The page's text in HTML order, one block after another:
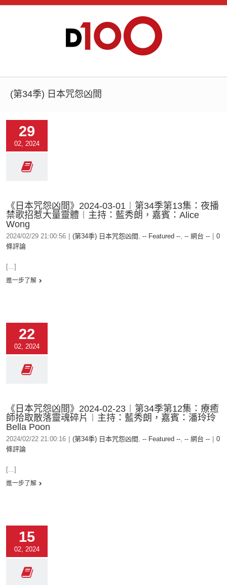
(第34季) 日本咒怨凶間
29
02, 2024
《日本咒怨凶間》2024-03-01︱第34季第13集：夜播
禁歌招惹大量靈體︱主持：藍秀朗，嘉賓：Alice
Wong
2024/02/29 21:00:56 (第34季) 日本咒怨凶間 , -- Featured --, -- 網台 --
0
條評論
[...]
進一步了解
22
02, 2024
《日本咒怨凶間》2024-02-23︱第34季第12集：療癒
師拾取散落靈魂碎片︱主持：藍秀朗，嘉賓：潘玲玲
Bella Poon
2024/02/22 21:00:16 (第34季) 日本咒怨凶間 , -- Featured --, -- 網台 --
0
條評論
[...]
進一步了解
15
02, 2024